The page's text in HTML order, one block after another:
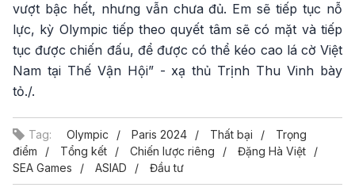
vượt bậc hết, nhưng vẫn chưa đủ. Em sẽ tiếp tục nỗ
lực, kỳ Olympic tiếp theo quyết tâm sẽ có mặt và tiếp
tục được chiến đấu, để được có thể kéo cao lá cờ Việt
Nam tại Thế Vận Hội” - xạ thủ Trịnh Thu Vinh bày
tỏ./.
Tag: Olympic Paris 2024 Thất bại
Trọng
điểm
Tổng kết Chiến lược riêng
Đặng Hà Việt
SEA Games
ASIAD Đầu tư